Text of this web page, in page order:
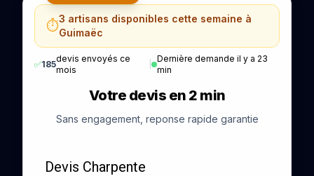
⏱️3 artisans disponibles cette semaine à
Guimaëc
✅185
devis envoyés ce
mois
Dernière demande il y a 23
min
Votre devis en 2 min
Sans engagement, reponse rapide garantie
Devis Charpente